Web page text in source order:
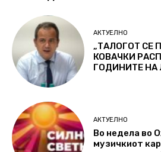
АКТУЕЛНО
„ТАЛОГОТ СЕ
КОВАЧКИ
ГОДИНИТЕ
АКТУЕЛНО
Во недела во
музичкиот